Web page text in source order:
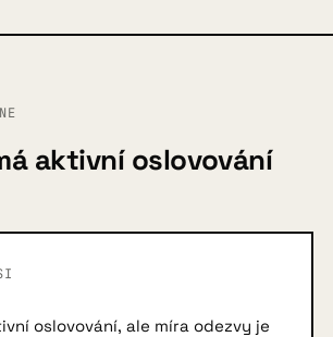
aktivní oslovování
oslovování, ale míra odezvy je